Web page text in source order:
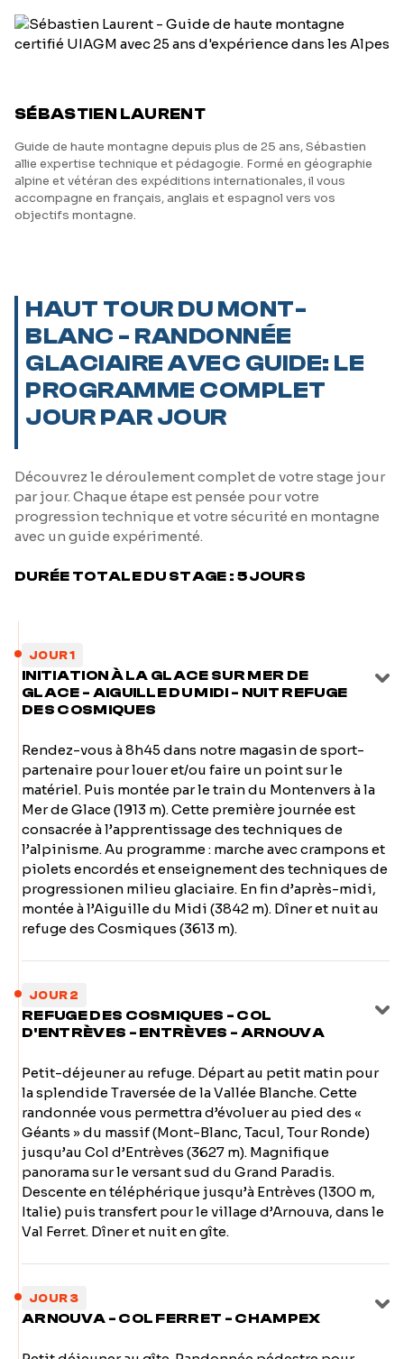
SÉBASTIEN LAURENT
Guide de haute montagne depuis plus de 25 ans, Sébastien
allie expertise technique et pédagogie. Formé en géographie
alpine et vétéran des expéditions internationales, il vous
accompagne en français, anglais et espagnol vers vos
objectifs montagne.
HAUT TOUR DU MONT-
BLANC - RANDONNÉE
GLACIAIRE AVEC GUIDE: LE
PROGRAMME COMPLET
JOUR PAR JOUR
Découvrez le déroulement complet de votre stage jour
par jour. Chaque étape est pensée pour votre
progression technique et votre sécurité en montagne
avec un guide expérimenté.
DURÉE TOTALE DU STAGE : 5 JOURS
JOUR 1
INITIATION À LA GLACE SUR MER DE
GLACE - AIGUILLE DU MIDI - NUIT REFUGE
DES COSMIQUES
Rendez-vous à 8h45 dans notre magasin de sport-
partenaire pour louer et/ou faire un point sur le
matériel. Puis montée par le train du Montenvers à la
Mer de Glace (1913 m). Cette première journée est
consacrée à l’apprentissage des techniques de
l’alpinisme. Au programme : marche avec crampons et
piolets encordés et enseignement des techniques de
progressionen milieu glaciaire. En fin d’après-midi,
montée à l’Aiguille du Midi (3842 m). Dîner et nuit au
refuge des Cosmiques (3613 m).
JOUR 2
REFUGE DES COSMIQUES - COL
D'ENTRÈVES - ENTRÈVES - ARNOUVA
Petit-déjeuner au refuge. Départ au petit matin pour
la splendide Traversée de la Vallée Blanche. Cette
randonnée vous permettra d’évoluer au pied des «
Géants » du massif (Mont-Blanc, Tacul, Tour Ronde)
jusqu’au Col d’Entrèves (3627 m). Magnifique
panorama sur le versant sud du Grand Paradis.
Descente en téléphérique jusqu’à Entrèves (1300 m,
Italie) puis transfert pour le village d’Arnouva, dans le
Val Ferret. Dîner et nuit en gîte.
JOUR 3
ARNOUVA - COL FERRET - CHAMPEX